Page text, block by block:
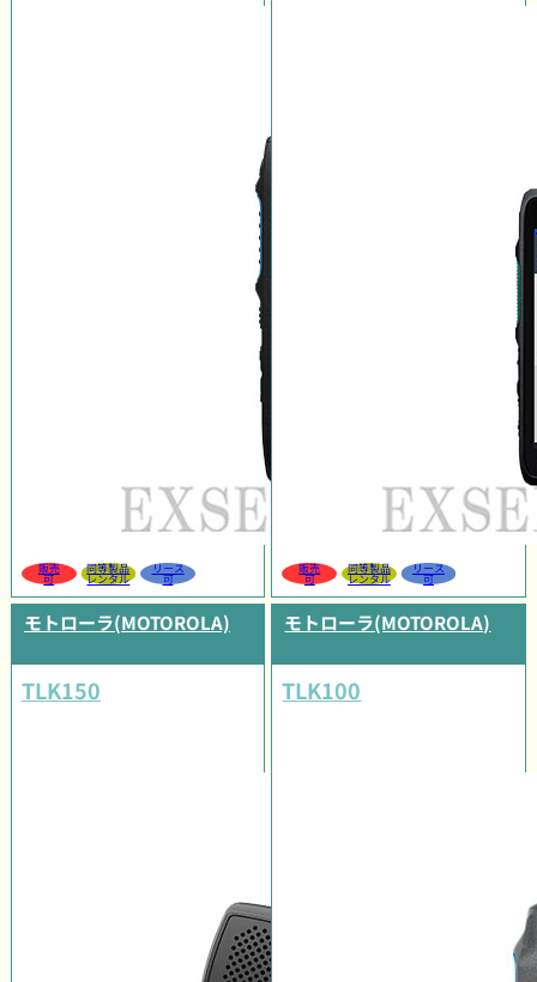
販売
可
同等製品
レンタル
リース
可
販売
可
同等製品
レンタル
リース
可
モトローラ(MOTOROLA)
TLK150
モトローラ(MOTOROLA)
TLK100